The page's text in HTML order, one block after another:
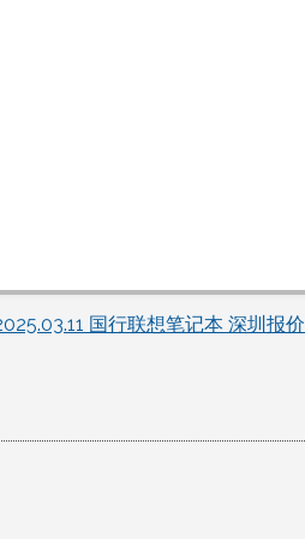
国行联想笔记本 深圳报价